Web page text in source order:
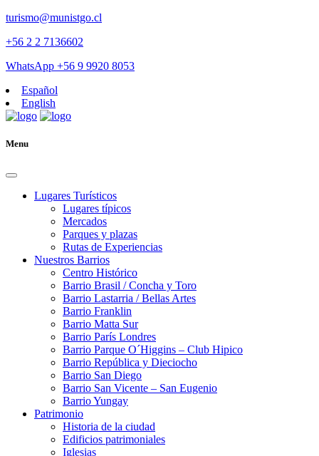
turismo@munistgo.cl
+56 2 2 7136602
WhatsApp +56 9 9920 8053
Español
English
Menu
Lugares Turísticos
Lugares tí­picos
Mercados
Parques y plazas
Rutas de Experiencias
Nuestros Barrios
Centro Histórico
Barrio Brasil / Concha y Toro
Barrio Lastarria / Bellas Artes
Barrio Franklin
Barrio Matta Sur
Barrio Parí­s Londres
Barrio Parque O´Higgins – Club Hipico
Barrio República y Dieciocho
Barrio San Diego
Barrio San Vicente – San Eugenio
Barrio Yungay
Patrimonio
Historia de la ciudad
Edificios patrimoniales
Iglesias